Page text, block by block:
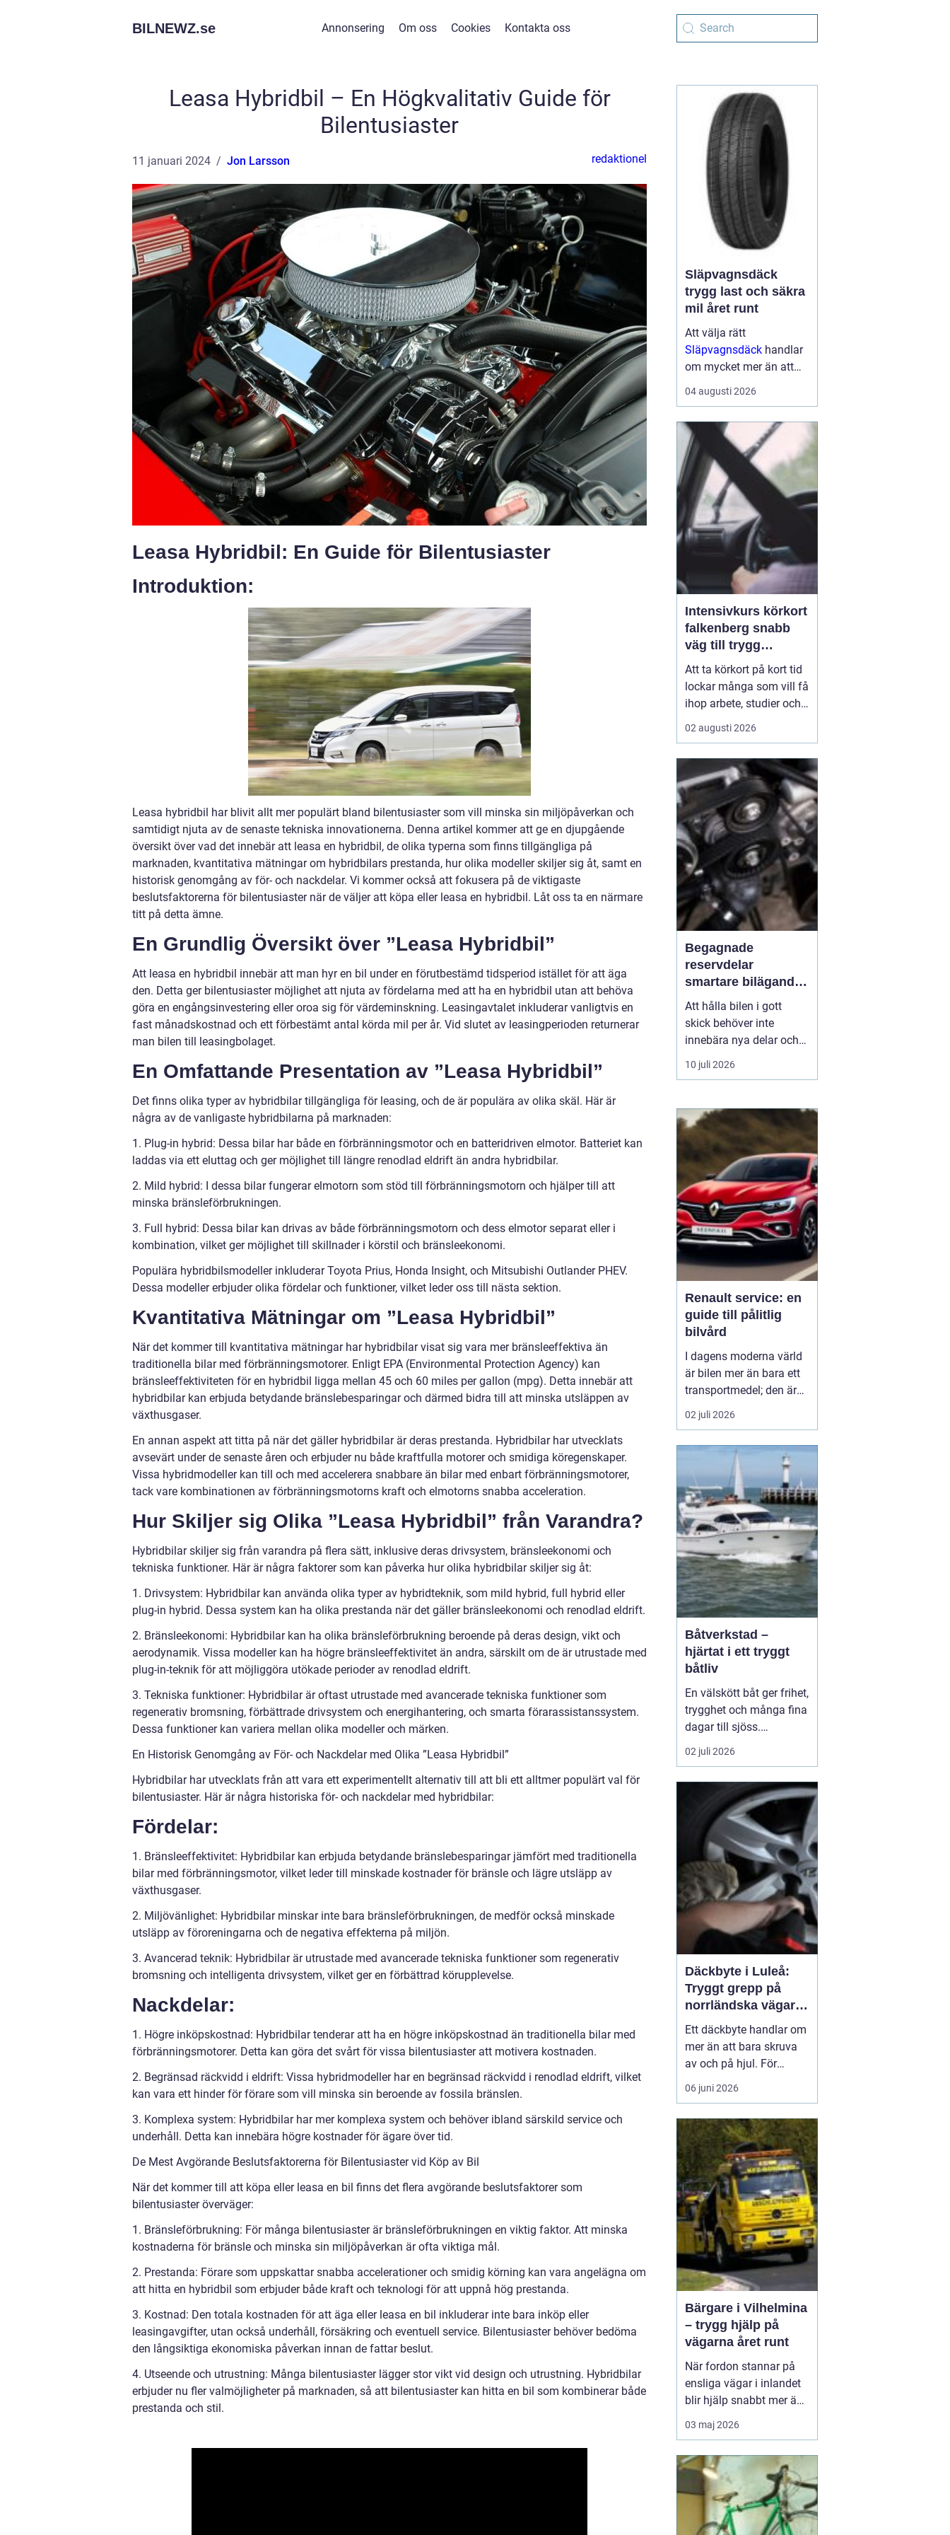
BILNEWZ.se Annonsering Om oss Cookies Kontakta oss
Leasa Hybridbil – En Högkvalitativ Guide för
Bilentusiaster
11 januari 2024 Jon Larsson redaktionel
Leasa Hybridbil: En Guide för Bilentusiaster
Introduktion:
Leasa hybridbil har blivit allt mer populärt bland bilentusiaster som vill minska sin miljöpåverkan och
samtidigt njuta av de senaste tekniska innovationerna. Denna artikel kommer att ge en djupgående
översikt över vad det innebär att leasa en hybridbil, de olika typerna som finns tillgängliga på
marknaden, kvantitativa mätningar om hybridbilars prestanda, hur olika modeller skiljer sig åt, samt en
historisk genomgång av för- och nackdelar. Vi kommer också att fokusera på de viktigaste
beslutsfaktorerna för bilentusiaster när de väljer att köpa eller leasa en hybridbil. Låt oss ta en närmare
titt på detta ämne.
En Grundlig Översikt över ”Leasa Hybridbil”
Att leasa en hybridbil innebär att man hyr en bil under en förutbestämd tidsperiod istället för att äga
den. Detta ger bilentusiaster möjlighet att njuta av fördelarna med att ha en hybridbil utan att behöva
göra en engångsinvestering eller oroa sig för värdeminskning. Leasingavtalet inkluderar vanligtvis en
fast månadskostnad och ett förbestämt antal körda mil per år. Vid slutet av leasingperioden returnerar
man bilen till leasingbolaget.
En Omfattande Presentation av ”Leasa Hybridbil”
Det finns olika typer av hybridbilar tillgängliga för leasing, och de är populära av olika skäl. Här är
några av de vanligaste hybridbilarna på marknaden:
1. Plug-in hybrid: Dessa bilar har både en förbränningsmotor och en batteridriven elmotor. Batteriet kan
laddas via ett eluttag och ger möjlighet till längre renodlad eldrift än andra hybridbilar.
2. Mild hybrid: I dessa bilar fungerar elmotorn som stöd till förbränningsmotorn och hjälper till att
minska bränsleförbrukningen.
3. Full hybrid: Dessa bilar kan drivas av både förbränningsmotorn och dess elmotor separat eller i
kombination, vilket ger möjlighet till skillnader i körstil och bränsleekonomi.
Populära hybridbilsmodeller inkluderar Toyota Prius, Honda Insight, och Mitsubishi Outlander PHEV.
Dessa modeller erbjuder olika fördelar och funktioner, vilket leder oss till nästa sektion.
Kvantitativa Mätningar om ”Leasa Hybridbil”
När det kommer till kvantitativa mätningar har hybridbilar visat sig vara mer bränsleeffektiva än
traditionella bilar med förbränningsmotorer. Enligt EPA (Environmental Protection Agency) kan
bränsleeffektiviteten för en hybridbil ligga mellan 45 och 60 miles per gallon (mpg). Detta innebär att
hybridbilar kan erbjuda betydande bränslebesparingar och därmed bidra till att minska utsläppen av
växthusgaser.
En annan aspekt att titta på när det gäller hybridbilar är deras prestanda. Hybridbilar har utvecklats
avsevärt under de senaste åren och erbjuder nu både kraftfulla motorer och smidiga köregenskaper.
Vissa hybridmodeller kan till och med accelerera snabbare än bilar med enbart förbränningsmotorer,
tack vare kombinationen av förbränningsmotorns kraft och elmotorns snabba acceleration.
Hur Skiljer sig Olika ”Leasa Hybridbil” från Varandra?
Hybridbilar skiljer sig från varandra på flera sätt, inklusive deras drivsystem, bränsleekonomi och
tekniska funktioner. Här är några faktorer som kan påverka hur olika hybridbilar skiljer sig åt:
1. Drivsystem: Hybridbilar kan använda olika typer av hybridteknik, som mild hybrid, full hybrid eller
plug-in hybrid. Dessa system kan ha olika prestanda när det gäller bränsleekonomi och renodlad eldrift.
2. Bränsleekonomi: Hybridbilar kan ha olika bränsleförbrukning beroende på deras design, vikt och
aerodynamik. Vissa modeller kan ha högre bränsleeffektivitet än andra, särskilt om de är utrustade med
plug-in-teknik för att möjliggöra utökade perioder av renodlad eldrift.
3. Tekniska funktioner: Hybridbilar är oftast utrustade med avancerade tekniska funktioner som
regenerativ bromsning, förbättrade drivsystem och energihantering, och smarta förarassistanssystem.
Dessa funktioner kan variera mellan olika modeller och märken.
En Historisk Genomgång av För- och Nackdelar med Olika ”Leasa Hybridbil”
Hybridbilar har utvecklats från att vara ett experimentellt alternativ till att bli ett alltmer populärt val för
bilentusiaster. Här är några historiska för- och nackdelar med hybridbilar:
Fördelar:
1. Bränsleeffektivitet: Hybridbilar kan erbjuda betydande bränslebesparingar jämfört med traditionella
bilar med förbränningsmotor, vilket leder till minskade kostnader för bränsle och lägre utsläpp av
växthusgaser.
2. Miljövänlighet: Hybridbilar minskar inte bara bränsleförbrukningen, de medför också minskade
utsläpp av föroreningarna och de negativa effekterna på miljön.
3. Avancerad teknik: Hybridbilar är utrustade med avancerade tekniska funktioner som regenerativ
bromsning och intelligenta drivsystem, vilket ger en förbättrad körupplevelse.
Nackdelar:
1. Högre inköpskostnad: Hybridbilar tenderar att ha en högre inköpskostnad än traditionella bilar med
förbränningsmotorer. Detta kan göra det svårt för vissa bilentusiaster att motivera kostnaden.
2. Begränsad räckvidd i eldrift: Vissa hybridmodeller har en begränsad räckvidd i renodlad eldrift, vilket
kan vara ett hinder för förare som vill minska sin beroende av fossila bränslen.
3. Komplexa system: Hybridbilar har mer komplexa system och behöver ibland särskild service och
underhåll. Detta kan innebära högre kostnader för ägare över tid.
De Mest Avgörande Beslutsfaktorerna för Bilentusiaster vid Köp av Bil
När det kommer till att köpa eller leasa en bil finns det flera avgörande beslutsfaktorer som
bilentusiaster överväger:
1. Bränsleförbrukning: För många bilentusiaster är bränsleförbrukningen en viktig faktor. Att minska
kostnaderna för bränsle och minska sin miljöpåverkan är ofta viktiga mål.
2. Prestanda: Förare som uppskattar snabba accelerationer och smidig körning kan vara angelägna om
att hitta en hybridbil som erbjuder både kraft och teknologi för att uppnå hög prestanda.
3. Kostnad: Den totala kostnaden för att äga eller leasa en bil inkluderar inte bara inköp eller
leasingavgifter, utan också underhåll, försäkring och eventuell service. Bilentusiaster behöver bedöma
den långsiktiga ekonomiska påverkan innan de fattar beslut.
4. Utseende och utrustning: Många bilentusiaster lägger stor vikt vid design och utrustning. Hybridbilar
erbjuder nu fler valmöjligheter på marknaden, så att bilentusiaster kan hitta en bil som kombinerar både
prestanda och stil.
Släpvagnsdäck
trygg last och säkra
mil året runt
Att välja rätt
Släpvagnsdäck handlar
om mycket mer än att
bara hitta rätt
dimension. Däckens
påverkar både
bromssträcka, stabilitet,
köregenskaper och i
förlängningen säkerhe...
04 augusti 2026
Intensivkurs körkort
falkenberg snabb
väg till trygg
körning
Att ta körkort på kort tid
lockar många som vill få
ihop arbete, studier och
vardag utan att dra ut på
processen i flera
intensivkurs körkort
Falkenberg geren tydlig
struktur,...
02 augusti 2026
Begagnade
reservdelar
smartare bilägande
för plånbok och
miljö
Att hålla bilen i gott
skick behöver inte
innebära nya delar och
höga kostnader. Allt fler
bilägare ser
reservdelarbåde
ekonomiskt och ur
miljösynpunkt. Genom
att vä...
10 juli 2026
Renault service: en
guide till pålitlig
bilvård
I dagens moderna värld
är bilen mer än bara ett
transportmedel; den är
en viktig del av vårt
dagliga liv och ofta en
bilen i toppskick är
därför avgörande för att
både förlänga dess
livslängd och behålla ett
högt andrahand...
02 juli 2026
Båtverkstad –
hjärtat i ett tryggt
båtliv
En välskött båt ger frihet,
trygghet och många fina
dagar till sjöss.
Samtidigt kräver ett
säkert båtliv mer än bara
snabb avspolning efter
säsongen. För mån...
02 juli 2026
Däckbyte i Luleå:
Tryggt grepp på
norrländska vägar
året runt
Ett däckbyte handlar om
mer än att bara skruva
av och på hjul. För
bilägare i Luleå är rätt
däck, monterade på rätt
en avgörande
säkerhetsfr&ari...
06 juni 2026
Bärgare i Vilhelmina
– trygg hjälp på
vägarna året runt
När fordon stannar på
ensliga vägar i inlandet
blir hjälp snabbt mer än
bara bekvämlighet det
handlar om trygghet. I
spelar bärgning och
vägassistans en central
roll för både b...
03 maj 2026